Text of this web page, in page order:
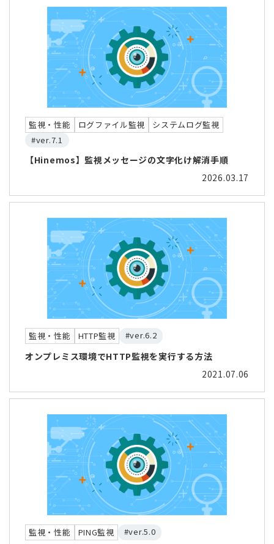
監視・性能 ログファイル監視
システムログ監視
#ver.7.1
【Hinemos】監視メッセージの文字化け解消手順
2026.03.17
監視・性能 HTTP監視 #ver.6.2
オンプレミス環境でHTTP監視を実行する方法
2021.07.06
監視・性能 PING監視 #ver.5.0